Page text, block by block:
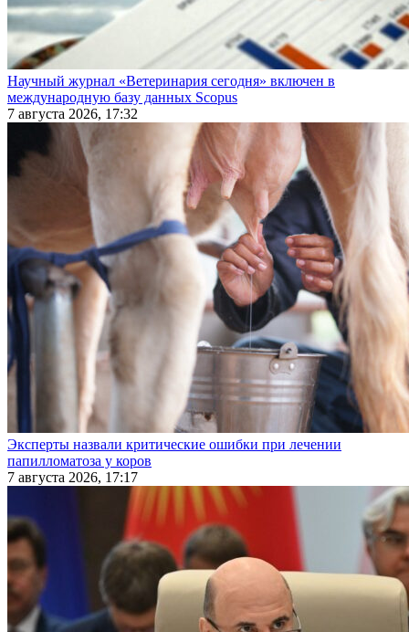
Научный журнал «Ветеринария сегодня» включен в
международную базу данных Scopus
7 августа 2026, 17:32
Эксперты назвали критические ошибки при лечении
папилломатоза у коров
7 августа 2026, 17:17